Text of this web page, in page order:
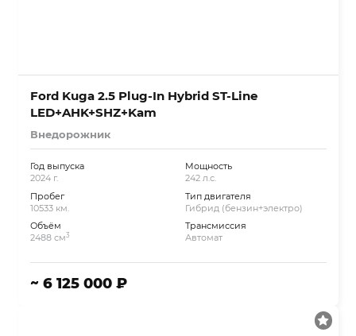
Ford Kuga 2.5 Plug-In Hybrid ST-Line
LED+AHK+SHZ+Kam
Внедорожник
Год выпуска
2024 г.
Пробег
10533 км.
Объём
2488 см3
Мощность
242 л.с.
Тип двигателя
Гибрид (бензин+электро)
Трансмиссия
Автомат
~ 6 125 000 ₽